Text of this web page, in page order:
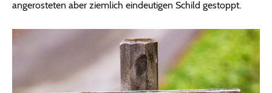
angerosteten aber ziemlich eindeutigen Schild gestoppt.